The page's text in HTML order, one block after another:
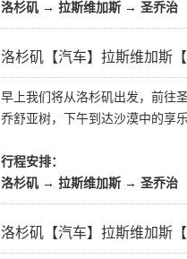
洛杉矶 → 拉斯维加斯 → 圣乔治
洛杉矶【汽车】拉斯维加斯
早上我们将从洛杉矶出发，前往
乔舒亚树，下午到达沙漠中的享
行程安排：
洛杉矶 → 拉斯维加斯 → 圣乔治
洛杉矶【汽车】拉斯维加斯